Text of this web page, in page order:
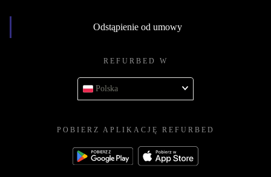
Odstąpienie od umowy
REFURBED W
Polska
POBIERZ APLIKACJĘ REFURBED